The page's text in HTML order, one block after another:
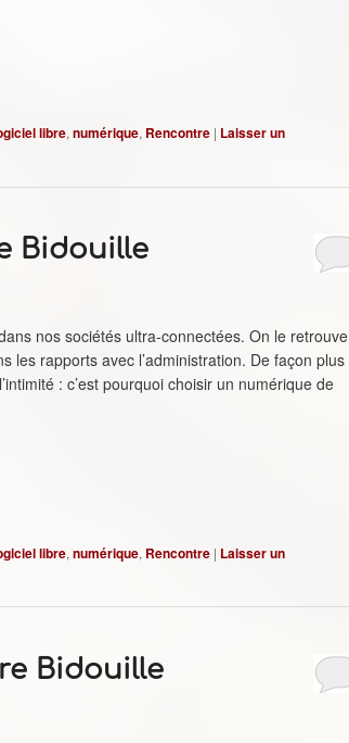
libre, numérique, Rencontre | Laisser un
Bidouille
nos sociétés ultra-connectées. On le retrouve
les rapports avec l’administration. De façon plus
: c’est pourquoi choisir un numérique de
libre, numérique, Rencontre | Laisser un
Bidouille